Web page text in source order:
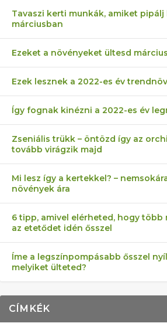
Tavaszi kerti munkák, amiket
márciusban
Ezeket a növényeket ültesd
Ezek lesznek a 2022-es év
Így fognak kinézni a 2022-es év
Zseniális trükk – öntözd így az
tovább virágzik majd
Mi lesz így a kertekkel? –
növények ára
6 tipp, amivel elérheted, hogy több
az etetődet idén ősszel
Íme a legszínpompásabb ősszel
melyiket ülteted?
CÍMKÉK